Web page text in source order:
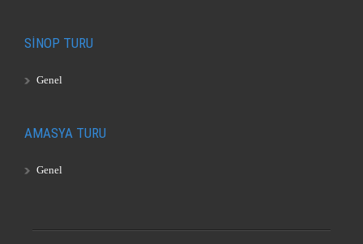
SİNOP TURU
Genel
AMASYA TURU
Genel